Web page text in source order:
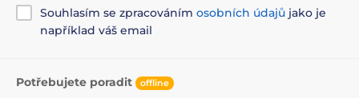
Souhlasím se zpracováním osobních údajů jako je
například váš email
Potřebujete poradit offline